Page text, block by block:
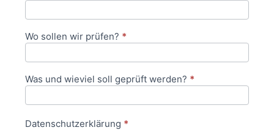
Wo sollen wir prüfen? *
Was und wieviel soll geprüft werden? *
Datenschutzerklärung *